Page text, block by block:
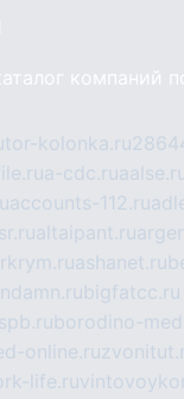
компаний
kolonka.ru
a-cdc.ru
accounts-112.ru
altaipant.ru
ashanet.ru
bigfatcc.ru
borodino-
online.ru
life.ru